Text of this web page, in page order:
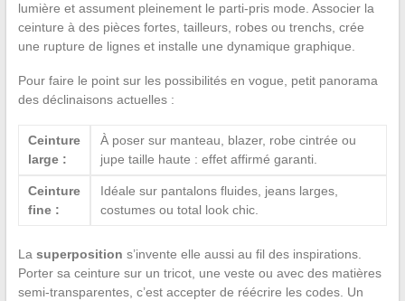
lumière et assument pleinement le parti-pris mode. Associer la
ceinture à des pièces fortes, tailleurs, robes ou trenchs, crée
une rupture de lignes et installe une dynamique graphique.
Pour faire le point sur les possibilités en vogue, petit panorama
des déclinaisons actuelles :
Ceinture
large :
À poser sur manteau, blazer, robe cintrée ou
jupe taille haute : effet affirmé garanti.
Ceinture
fine :
Idéale sur pantalons fluides, jeans larges,
costumes ou total look chic.
La superposition s’invente elle aussi au fil des inspirations.
Porter sa ceinture sur un tricot, une veste ou avec des matières
semi-transparentes, c’est accepter de réécrire les codes. Un